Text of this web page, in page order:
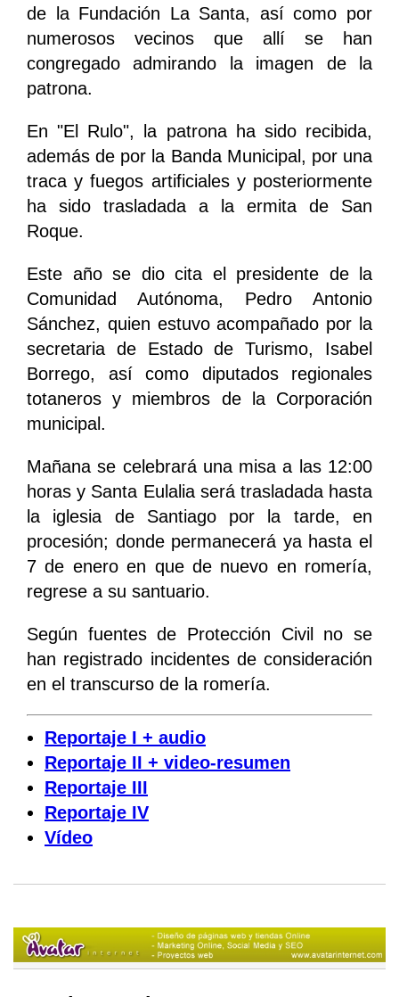
de la Fundación La Santa, así como por
numerosos vecinos que allí se han
congregado admirando la imagen de la
patrona.
En "El Rulo", la patrona ha sido recibida,
además de por la Banda Municipal, por una
traca y fuegos artificiales y posteriormente
ha sido trasladada a la ermita de San
Roque.
Este año se dio cita el presidente de la
Comunidad Autónoma, Pedro Antonio
Sánchez, quien estuvo acompañado por la
secretaria de Estado de Turismo, Isabel
Borrego, así como diputados regionales
totaneros y miembros de la Corporación
municipal.
Mañana se celebrará una misa a las 12:00
horas y Santa Eulalia será trasladada hasta
la iglesia de Santiago por la tarde, en
procesión; donde permanecerá ya hasta el
7 de enero en que de nuevo en romería,
regrese a su santuario.
Según fuentes de Protección Civil no se
han registrado incidentes de consideración
en el transcurso de la romería.
Reportaje I + audio
Reportaje II + video-resumen
Reportaje III
Reportaje IV
Vídeo